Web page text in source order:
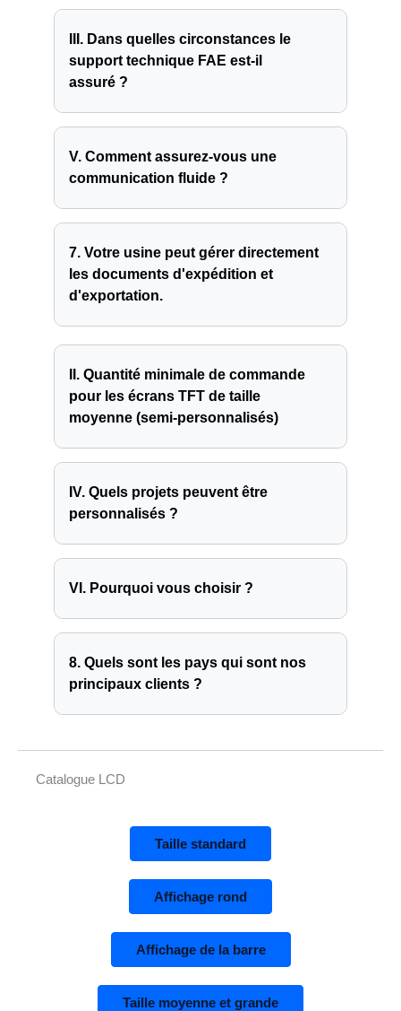
III. Dans quelles circonstances le
support technique FAE est-il
assuré ?
V. Comment assurez-vous une
communication fluide ?
7. Votre usine peut gérer directement
les documents d'expédition et
d'exportation.
II. Quantité minimale de commande
pour les écrans TFT de taille
moyenne (semi-personnalisés)
IV. Quels projets peuvent être
personnalisés ?
VI. Pourquoi vous choisir ?
8. Quels sont les pays qui sont nos
principaux clients ?
Catalogue LCD
Taille standard
Affichage rond
Affichage de la barre
Taille moyenne et grande